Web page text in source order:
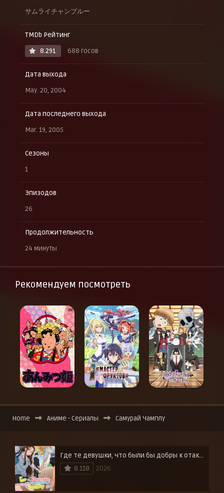
サムライチャンプルー
TMDb Рейтинг
8.291
688 госов
Дата выхода
May. 20, 2004
Дата последнего выхода
Mar. 19, 2005
Сезоны
1
Эпизодов
26
Продолжительность
24 минуты
Рекомендуем посмотреть
Home Аниме - Сериалы Самурай Чамплу
Где те девушки, что были бы добры к отаку?
8.118
2026